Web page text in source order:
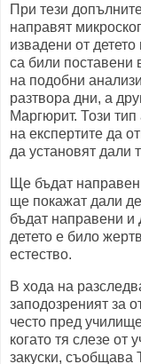
При тези
направят
извадени от
са били поставени
на подобни
разтвора дни, а
Маргюрит. Този
на експертите да
да установят дали
Ще бъдат
ще покажат дали
бъдат направени и
детето е било
естество.
В хода на
заподозреният за
често пред
когато тя слезе от
закуски,